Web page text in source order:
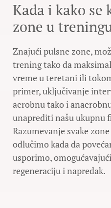
Kada i kako
zone u
Znajući pulsne zone,
trening tako da
vreme u teretani ili
primer, uključivanje
aerobnu tako i
unaprediti našu ukupnu
Razumevanje svake
odlučimo kada da
usporimo,
regeneraciju i napredak.